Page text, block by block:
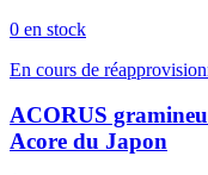
0 en stock
En cours de
ACORUS
Acore du Japon